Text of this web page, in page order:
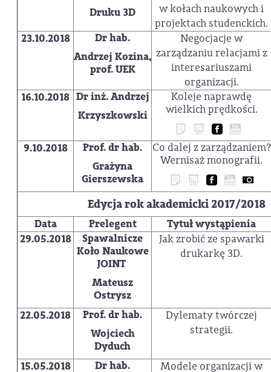
Druku 3D
w kołach naukowych i
projektach studenckich.
23.10.2018
Dr hab.
Andrzej Kozina,
prof. UEK
Negocjacje w
zarządzaniu relacjami z
interesariuszami
organizacji.
16.10.2018 Dr inż. Andrzej
Krzyszkowski
Koleje naprawdę
wielkich prędkości.
9.10.2018
Prof. dr hab.
Grażyna
Gierszewska
Co dalej z zarządzaniem?
Wernisaż monografii.
Edycja rok akademicki 2017/2018
Data Prelegent
Tytuł wystąpienia
29.05.2018
Spawalnicze
Koło Naukowe
JOINT
Mateusz
Ostrysz
Jak zrobić ze spawarki
drukarkę 3D.
22.05.2018
Prof. dr hab.
Wojciech
Dyduch
Dylematy twórczej
strategii.
15.05.2018
Dr hab.
Modele organizacji w